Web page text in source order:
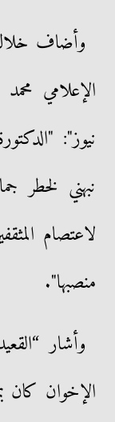
وأضاف خلال
الإعلامي
نيوز":
نبهني لخطر
لاعتصام
منصبها".
وأشار
الإخوان كان